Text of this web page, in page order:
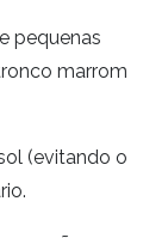
pequenas
marrom
(evitando o